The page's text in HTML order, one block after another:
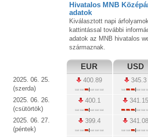
Hivatalos MNB
adatok
Kiválasztott napi
kattintással további
adatok az MNB hivatalos
származnak.
EUR USD
2025. 06. 25.
(szerda)
400.89 345.3
2025. 06. 26.
(csütörtök)
400.1 341.15
2025. 06. 27.
(péntek)
399.4 341.08